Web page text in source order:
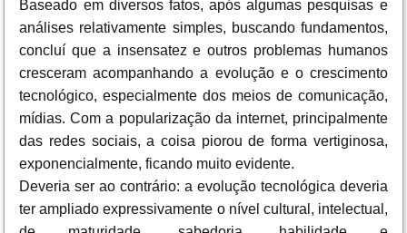
Baseado em diversos fatos, após algumas pesquisas e
análises relativamente simples, buscando fundamentos,
concluí que a insensatez e outros problemas humanos
cresceram acompanhando a evolução e o crescimento
tecnológico, especialmente dos meios de comunicação,
mídias. Com a popularização da internet, principalmente
das redes sociais, a coisa piorou de forma vertiginosa,
exponencialmente, ficando muito evidente.
Deveria ser ao contrário: a evolução tecnológica deveria
ter ampliado expressivamente o nível cultural, intelectual,